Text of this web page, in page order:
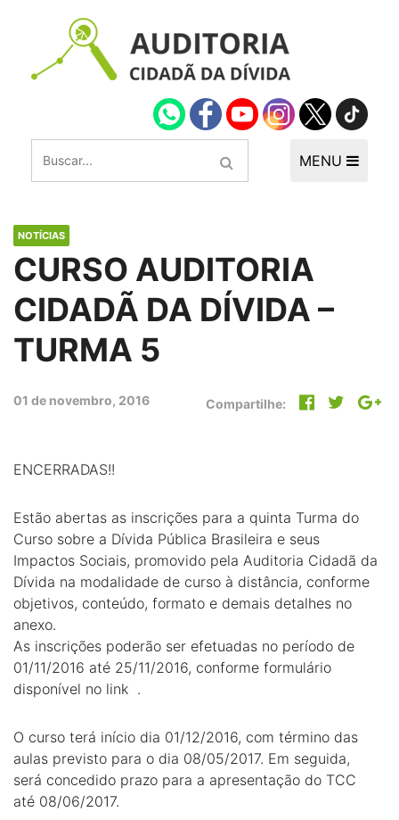
MENU
NOTÍCIAS
CURSO AUDITORIA
CIDADÃ DA DÍVIDA –
TURMA 5
01 de novembro, 2016 Compartilhe:
ENCERRADAS!!
Estão abertas as inscrições para a quinta Turma do
Curso sobre a Dívida Pública Brasileira e seus
Impactos Sociais, promovido pela Auditoria Cidadã da
Dívida na modalidade de curso à distância, conforme
objetivos, conteúdo, formato e demais detalhes no
anexo.
As inscrições poderão ser efetuadas no período de
01/11/2016 até 25/11/2016, conforme formulário
disponível no link .
O curso terá início dia 01/12/2016, com término das
aulas previsto para o dia 08/05/2017. Em seguida,
será concedido prazo para a apresentação do TCC
até 08/06/2017.